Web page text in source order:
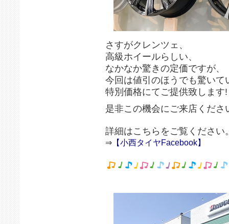
さすがクレンツェ、
高級ホイールらしい、
なかなか驚きの定価ですが、
今回は値引のほうでも驚いて
特別価格にてご提供致します!
是非この機会にご来店くださ
詳細はこちらをご覧ください
⇒【小西タイヤFacebook】